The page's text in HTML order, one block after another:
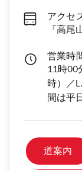
アクセ
『高尾
営業時
11時00
時）／
間は平
道案内